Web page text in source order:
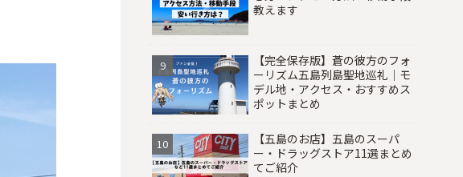
教えます
【完全保存版】蒼の彼方のフォ
ーリズム五島列島聖地巡礼｜モ
デル地・アクセス・おすすめス
ポットまとめ
【五島のお店】五島のスーパ
ー・ドラッグストア11選まとめ
てご紹介